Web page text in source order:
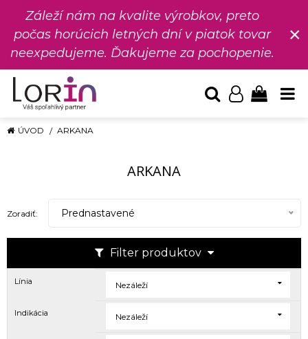
Záleží nám na kvalite výrobkov, preto
počas horúcich letných dní v piatok tovar
neexpedujeme. Ďakujeme za pochopenie.
×
ÚVOD ARKANA
ARKANA
Filter produktov
Zoradiť: Prednastavené
Línia Nezáleží
Indikácia Nezáleží